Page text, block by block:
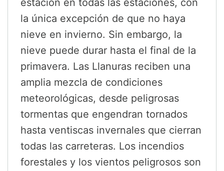
la única excepción de que no haya
nieve en invierno. Sin embargo, la
nieve puede durar hasta el final de la
primavera. Las Llanuras reciben una
amplia mezcla de condiciones
meteorológicas, desde peligrosas
tormentas que engendran tornados
hasta ventiscas invernales que cierran
todas las carreteras. Los incendios
forestales y los vientos peligrosos son